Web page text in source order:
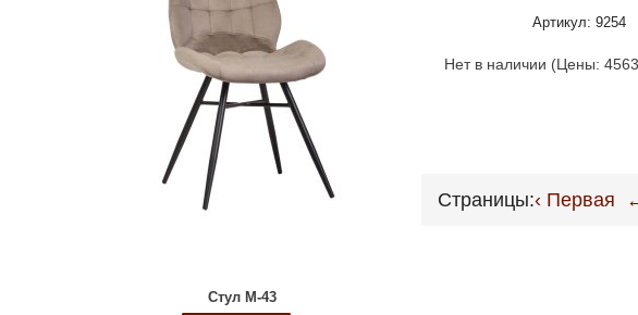
Стул M-43
Артикул: 9254
Нет в наличии (Цены:
Страницы:‹ Первая